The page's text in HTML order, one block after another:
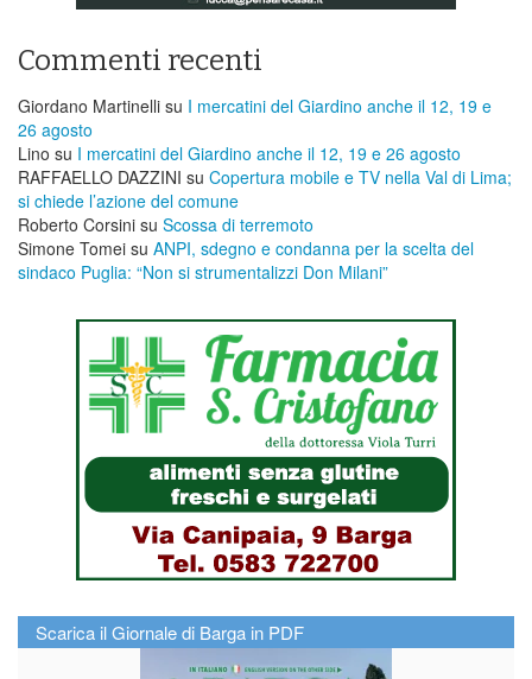
Commenti recenti
Giordano Martinelli su I mercatini del Giardino anche il 12, 19 e
26 agosto
Lino su I mercatini del Giardino anche il 12, 19 e 26 agosto
RAFFAELLO DAZZINI su ​Copertura mobile e TV nella Val di Lima;
si chiede l’azione del comune
Roberto Corsini su Scossa di terremoto
Simone Tomei su ANPI, sdegno e condanna per la scelta del
sindaco Puglia: “Non si strumentalizzi Don Milani”
Scarica il Giornale di Barga in PDF